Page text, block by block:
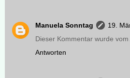
Manuela Sonntag
19.
Dieser Kommentar wurde vom
Antworten